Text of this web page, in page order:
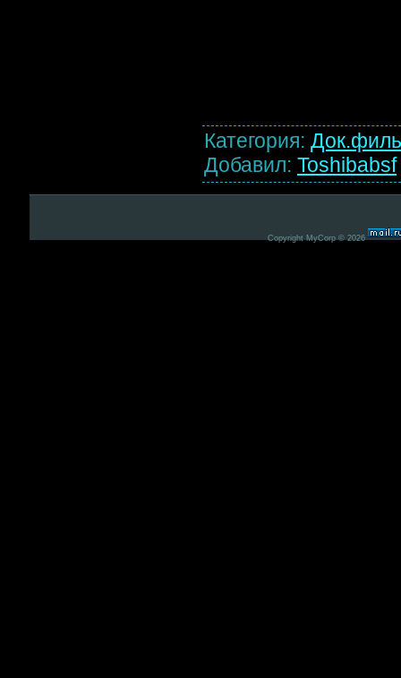
Категория:
Добавил: Toshibabsf
Copyright MyCorp © 2026